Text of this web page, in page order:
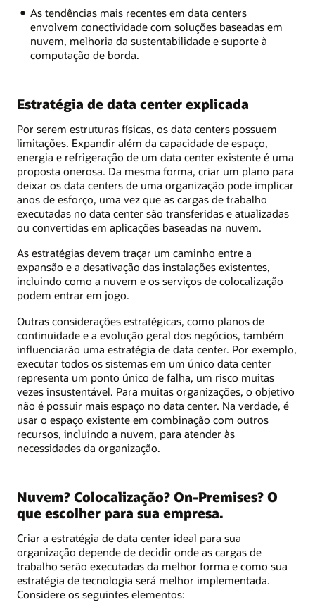
As tendências mais recentes em data centers
envolvem conectividade com soluções baseadas em
nuvem, melhoria da sustentabilidade e suporte à
computação de borda.
Estratégia de data center explicada
Por serem estruturas físicas, os data centers possuem
limitações. Expandir além da capacidade de espaço,
energia e refrigeração de um data center existente é uma
proposta onerosa. Da mesma forma, criar um plano para
deixar os data centers de uma organização pode implicar
anos de esforço, uma vez que as cargas de trabalho
executadas no data center são transferidas e atualizadas
ou convertidas em aplicações baseadas na nuvem.
As estratégias devem traçar um caminho entre a
expansão e a desativação das instalações existentes,
incluindo como a nuvem e os serviços de colocalização
podem entrar em jogo.
Outras considerações estratégicas, como planos de
continuidade e a evolução geral dos negócios, também
influenciarão uma estratégia de data center. Por exemplo,
executar todos os sistemas em um único data center
representa um ponto único de falha, um risco muitas
vezes insustentável. Para muitas organizações, o objetivo
não é possuir mais espaço no data center. Na verdade, é
usar o espaço existente em combinação com outros
recursos, incluindo a nuvem, para atender às
necessidades da organização.
Nuvem? Colocalização? On-Premises? O
que escolher para sua empresa.
Criar a estratégia de data center ideal para sua
organização depende de decidir onde as cargas de
trabalho serão executadas da melhor forma e como sua
estratégia de tecnologia será melhor implementada.
Considere os seguintes elementos: